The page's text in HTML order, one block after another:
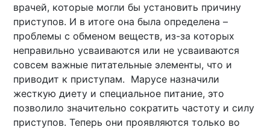
врачей, которые могли бы установить причину
приступов. И в итоге она была определена –
проблемы с обменом веществ, из-за которых
неправильно усваиваются или не усваиваются
совсем важные питательные элементы, что и
приводит к приступам. Марусе назначили
жесткую диету и специальное питание, это
позволило значительно сократить частоту и силу
приступов. Теперь они проявляются только во